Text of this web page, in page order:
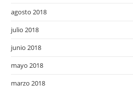
agosto 2018
julio 2018
junio 2018
mayo 2018
marzo 2018